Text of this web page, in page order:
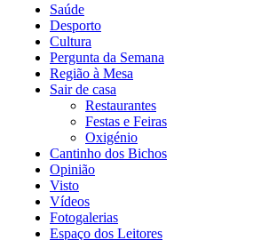
Saúde
Desporto
Cultura
Pergunta da Semana
Região à Mesa
Sair de casa
Restaurantes
Festas e Feiras
Oxigénio
Cantinho dos Bichos
Opinião
Visto
Vídeos
Fotogalerias
Espaço dos Leitores